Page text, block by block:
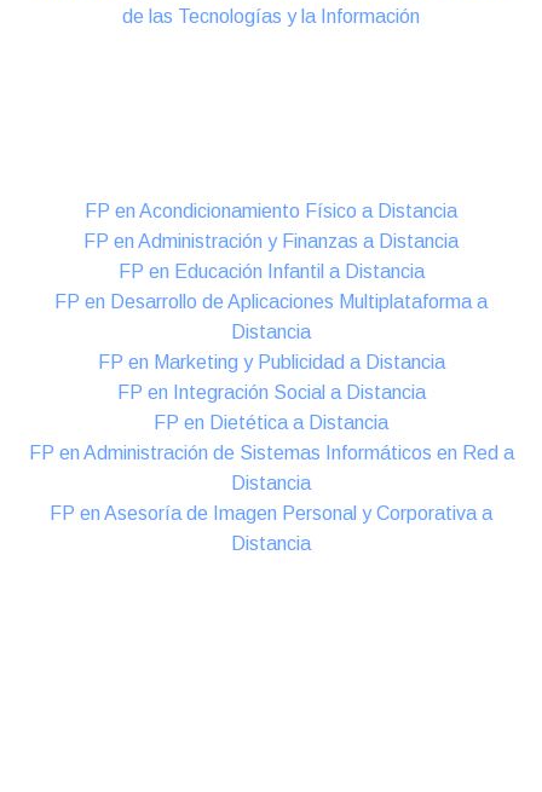
de las Tecnologías y la Información
FP en Acondicionamiento Físico a Distancia
FP en Administración y Finanzas a Distancia
FP en Educación Infantil a Distancia
FP en Desarrollo de Aplicaciones Multiplataforma a
Distancia
FP en Marketing y Publicidad a Distancia
FP en Integración Social a Distancia
FP en Dietética a Distancia
FP en Administración de Sistemas Informáticos en Red a
Distancia
FP en Asesoría de Imagen Personal y Corporativa a
Distancia